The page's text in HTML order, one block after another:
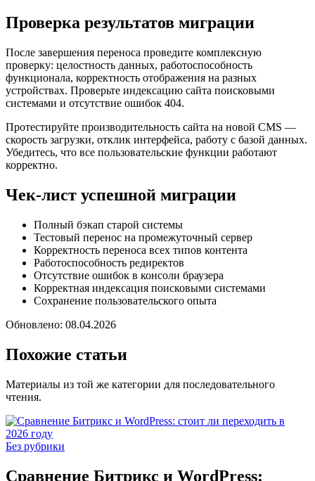
Проверка результатов миграции
После завершения переноса проведите комплексную
проверку: целостность данных, работоспособность
функционала, корректность отображения на разных
устройствах. Проверьте индексацию сайта поисковыми
системами и отсутствие ошибок 404.
Протестируйте производительность сайта на новой CMS —
скорость загрузки, отклик интерфейса, работу с базой данных.
Убедитесь, что все пользовательские функции работают
корректно.
Чек-лист успешной миграции
Полный бэкап старой системы
Тестовый перенос на промежуточный сервер
Корректность переноса всех типов контента
Работоспособность редиректов
Отсутствие ошибок в консоли браузера
Корректная индексация поисковыми системами
Сохранение пользовательского опыта
Обновлено: 08.04.2026
Похожие статьи
Материалы из той же категории для последовательного
чтения.
Без рубрики
Сравнение Битрикс и WordPress: